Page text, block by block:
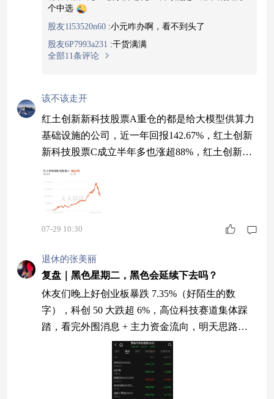
个中选
股友1l53520n60 :小元咋办啊，看不到头了
股友6P7993a231 :干货满满
全部11条评论
该不该走开
红土创新新科技股票A重仓的都是给大模型供算力
基础设施的公司，近一年回报142.67%，红土创新
新科技股票C成立半年多也涨超88%，红土创新最
近月之暗面发布的Kimi K3，2.8万亿参数全球最大
开源模型，前端编程匿名测试登顶，甚至咱们的A
I模型已经强到让老外想制裁的程度了。模型越
登顶了，光模块作为配套产业不可能差的$红土创
07-29 10:30
退休的张美丽
复盘｜黑色星期二，黑色会延续下去吗？
休友们晚上好创业板暴跌 7.35%（好陌生的数
字），科创 50 大跌超 6%，高位科技赛道集体踩
踏，看完外围消息 + 主力资金流向，明天思路继
续捋清楚 外围拆解 美股科技集体崩盘，芯片赛道
重挫 先是美股存储、通信芯片全线走低，日韩股
市同步暴跌，全球芯片迎来黑色星期二！ 美伊释
放谈判信号，原油大幅跳水 美伊表态开启积极谈